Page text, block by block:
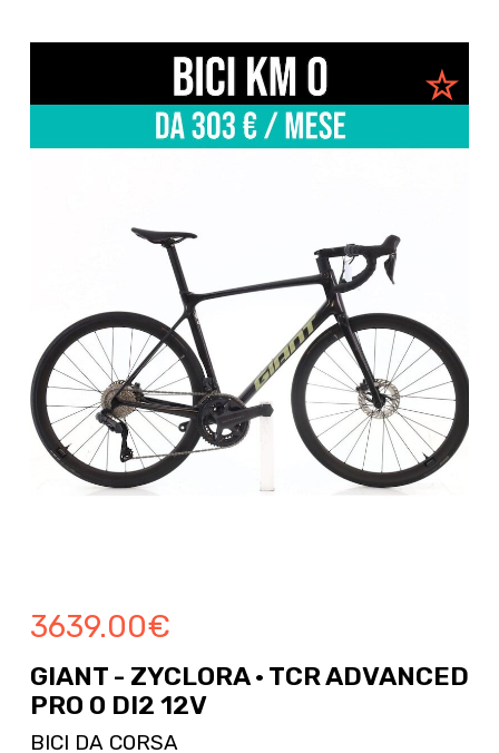
3639.00€
GIANT - ZYCLORA · TCR ADVANCED
PRO 0 DI2 12V
BICI DA CORSA